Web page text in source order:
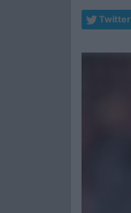
Twitter